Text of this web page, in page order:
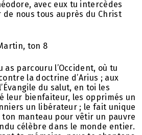
avec eux tu intercèdes
de nous tous auprès du Christ
ton 8
as parcouru l’Occident, où tu
la doctrine d’Arius ; aux
du salut, en toi les
leur bienfaiteur, les opprimés un
un libérateur ; le fait unique
ton manteau pour vêtir un pauvre
célèbre dans le monde entier.